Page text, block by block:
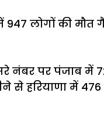
947 लोगों की
नंबर पर पंजाब में
से हरियाणा में 476